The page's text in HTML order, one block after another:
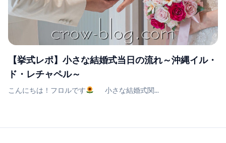
【挙式レポ】小さな結婚式当日の流れ～沖縄イル・
ド・レチャペル～
こんにちは！フロルです 小さな結婚式関...